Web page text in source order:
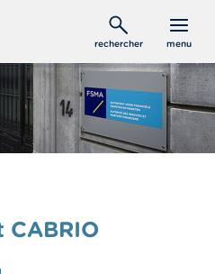
rechercher menu